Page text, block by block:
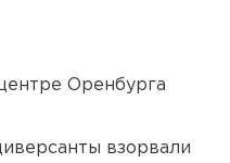
Оренбурга
взорвали